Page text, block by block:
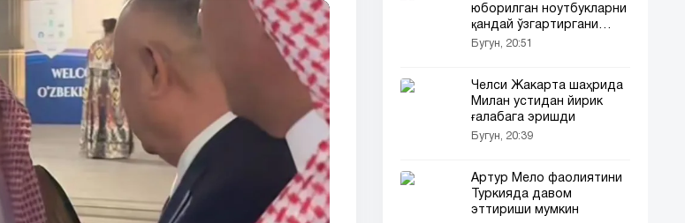
юборилган ноутбукларни
қандай ўзгартиргани
маълум бўлди
Бугун, 20:51
Челси Жакарта шаҳрида
Милан устидан йирик
ғалабага эришди
Бугун, 20:39
Артур Мело фаолиятини
Туркияда давом
эттириши мумкин